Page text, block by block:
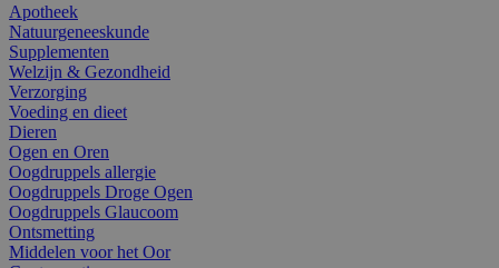
Apotheek
Natuurgeneeskunde
Supplementen
Welzijn & Gezondheid
Verzorging
Voeding en dieet
Dieren
Ogen en Oren
Oogdruppels allergie
Oogdruppels Droge Ogen
Oogdruppels Glaucoom
Ontsmetting
Middelen voor het Oor